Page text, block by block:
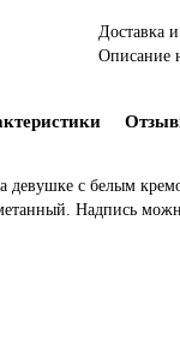
Доставка
Описание
девушке с белым
Надпись